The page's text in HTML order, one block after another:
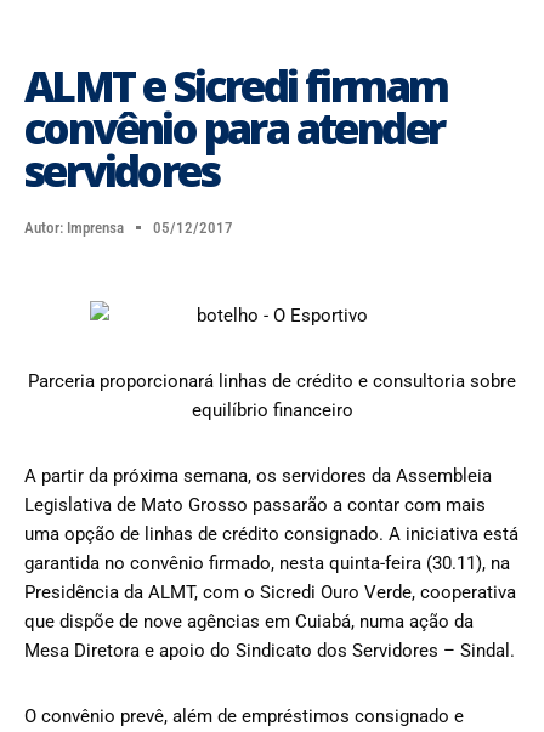
ALMT e Sicredi firmam
convênio para atender
servidores
Autor: Imprensa 05/12/2017
Parceria proporcionará linhas de crédito e consultoria sobre
equilíbrio financeiro
A partir da próxima semana, os servidores da Assembleia
Legislativa de Mato Grosso passarão a contar com mais
uma opção de linhas de crédito consignado. A iniciativa está
garantida no convênio firmado, nesta quinta-feira (30.11), na
Presidência da ALMT, com o Sicredi Ouro Verde, cooperativa
que dispõe de nove agências em Cuiabá, numa ação da
Mesa Diretora e apoio do Sindicato dos Servidores – Sindal.
O convênio prevê, além de empréstimos consignado e